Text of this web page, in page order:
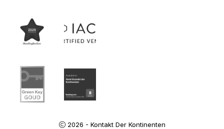
2026 - Kontakt Der Kontinenten